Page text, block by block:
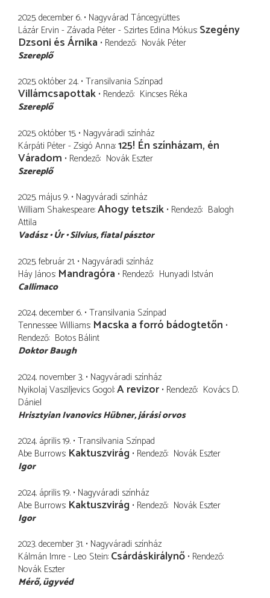
2025. december 6. Nagyvárad Táncegyüttes
Lázár Ervin - Závada Péter - Szirtes Edina Mókus Szegény
Dzsoni és Árnika Rendező Novák Péter
Szereplő
2025. október 24. Transilvania Színpad
Villámcsapottak Rendező Kincses Réka
Szereplő
2025. október 15. Nagyváradi színház
Kárpáti Péter - Zsigó Anna 125! Én színházam, én
Váradom Rendező Novák Eszter
Szereplő
2025. május 9. Nagyváradi színház
William Shakespeare Ahogy tetszik Rendező Balogh
Attila
Vadász Úr Silvius fiatal pásztor
2025. február 21. Nagyváradi színház
Háy János Mandragóra Rendező Hunyadi István
Callimaco
2024. december 6. Transilvania Színpad
Tennessee Williams Macska a forró bádogtetőn
Rendező Botos Bálint
Doktor Baugh
2024. november 3. Nagyváradi színház
Nyikolaj Vasziljevics Gogol A revizor Rendező Kovács D.
Dániel
Hrisztyian Ivanovics Hübner járási orvos
2024. április 19. Transilvania Színpad
Abe Burrows Kaktuszvirág Rendező Novák Eszter
Igor
2024. április 19. Nagyváradi színház
Abe Burrows Kaktuszvirág Rendező Novák Eszter
Igor
2023. december 31. Nagyváradi színház
Kálmán Imre - Leo Stein Csárdáskirálynő Rendező
Novák Eszter
Mérő ügyvéd